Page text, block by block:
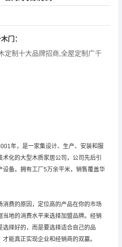
门 ：
定制十大品牌招商 全屋定制广千
年，是一家集设计、生产、安装和服
化的大型木质家居公司，公司先后引
设备。拥有工厂5万余平米，销售覆盖华
消费的原因，定位高的产品在你的市场
当地的消费水平来选择加盟品牌。经销
选择好的，而是要选择适合自己的品
能真正实现企业和经销商的双赢。